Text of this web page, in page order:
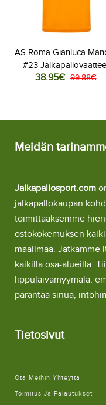
AS Roma Gianluca
#23
Vieraspaita 2025-26
38.95€ 99.88€
Meidän
Jalkapallosport.com
jalkapallokaupan
toimittaaksemme
ostokokemuksen
maailmaa. Jatkamme
kaikilla osa-alueilla.
lippulaivamyymälä,
parantaa sinua,
Tietosivut
Ota Meihin Yhteyttä
Toimitus Ja Palautukset